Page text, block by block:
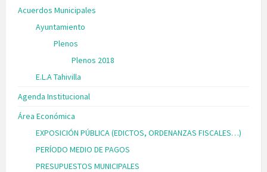
Acuerdos Municipales
Ayuntamiento
Plenos
Plenos 2018
E.L.A Tahivilla
Agenda Institucional
Área Económica
EXPOSICIÓN PÚBLICA (EDICTOS, ORDENANZAS FISCALES…)
PERÍODO MEDIO DE PAGOS
PRESUPUESTOS MUNICIPALES